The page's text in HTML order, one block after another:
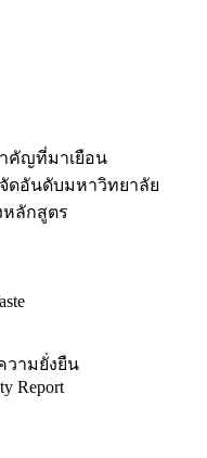
คัญที่มาเยือน
ดอันดับมหาวิทยาลัย
หลักสูตร
วามยั่งยืน
Report